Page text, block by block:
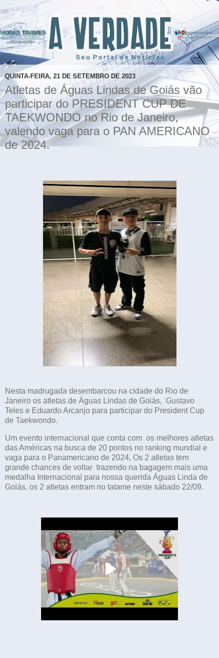
QUINTA-FEIRA, 21 DE SETEMBRO DE 2023
Atletas de Águas Lindas de Goiás vão
participar do PRESIDENT CUP DE
TAEKWONDO no Rio de Janeiro,
valendo vaga para o PAN AMERICANO
de 2024.
Nesta madrugada desembarcou na cidade do Rio de
Janeiro os atletas de Águas Lindas de Goiás, Gustavo
Teles e Eduardo Arcanjo para participar do President Cup
de Taekwondo.
Um evento internacional que conta com os melhores atletas
das Américas na busca de 20 pontos no ranking mundial e
vaga para o Panamericano de 2024, Os 2 atletas tem
grande chances de voltar trazendo na bagagem mais uma
medalha Internacional para nossa querida Águas Linda de
Goiás, os 2 atletas entram no tatame neste sábado 22/09.